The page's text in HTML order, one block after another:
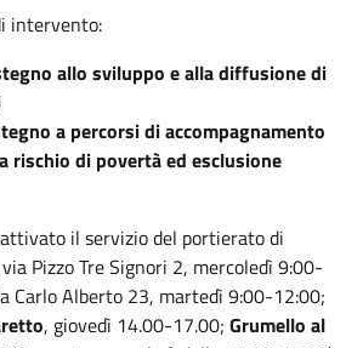
intervento:
allo sviluppo e alla diffusione di
a percorsi di accompagnamento
rischio di povertà ed esclusione
il servizio del portierato di
Pizzo Tre Signori 2, mercoledì 9:00-
Carlo Alberto 23, martedì 9:00-12:00;
, giovedì 14.00-17.00; Grumello al